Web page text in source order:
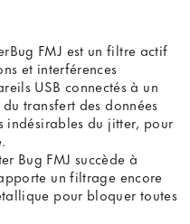
FMJ est un filtre actif
et interférences
USB connectés à un
transfert des données
indésirables du jitter, pour
Bug FMJ succède à
un filtrage encore
pour bloquer toutes